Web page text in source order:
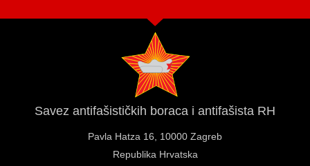
Savez antifašističkih boraca i antifašista RH
Pavla Hatza 16, 10000 Zagreb
Republika Hrvatska